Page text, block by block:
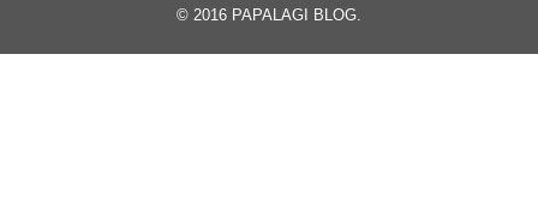
© 2016 PAPALAGI BLOG